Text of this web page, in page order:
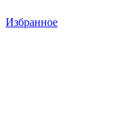
Избранное